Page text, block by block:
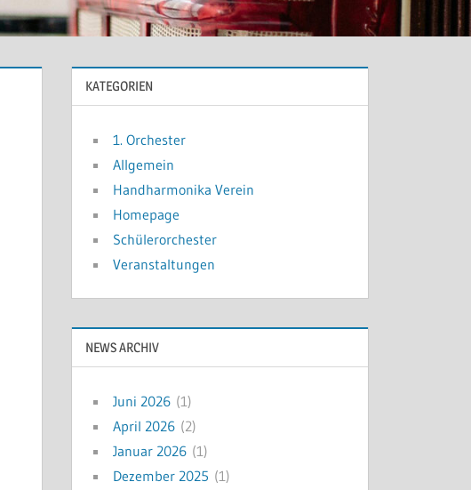
KATEGORIEN
1. Orchester
Allgemein
Handharmonika Verein
Homepage
Schülerorchester
Veranstaltungen
NEWS ARCHIV
Juni 2026 (1)
April 2026 (2)
Januar 2026 (1)
Dezember 2025 (1)